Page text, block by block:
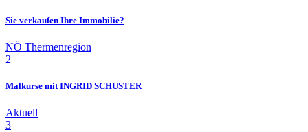
Sie verkaufen Ihre Immobilie?
NÖ Thermenregion
2
Malkurse mit INGRID SCHUSTER
Aktuell
3